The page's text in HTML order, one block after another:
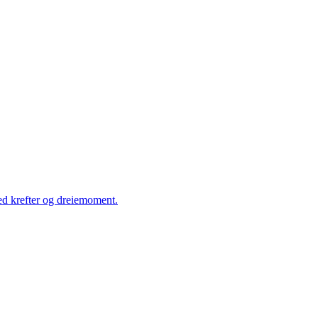
krefter og dreiemoment.